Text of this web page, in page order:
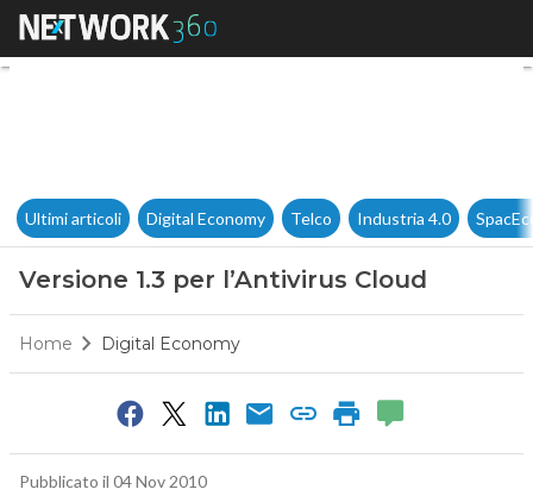
Versione 1.3 per l’Antivirus
Ultimi articoli Digital Economy Telco Industria 4.0
Versione 1.3 per l’Antivirus Cloud
Home Digital Economy
Pubblicato il 04 Nov 2010